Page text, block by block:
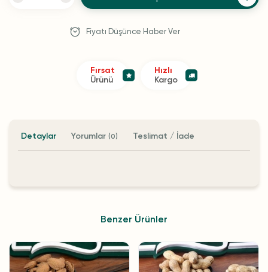
Fiyatı Düşünce Haber Ver
Fırsat
Ürünü
Hızlı
Kargo
Detaylar Yorumlar (0) Teslimat / İade
Benzer Ürünler